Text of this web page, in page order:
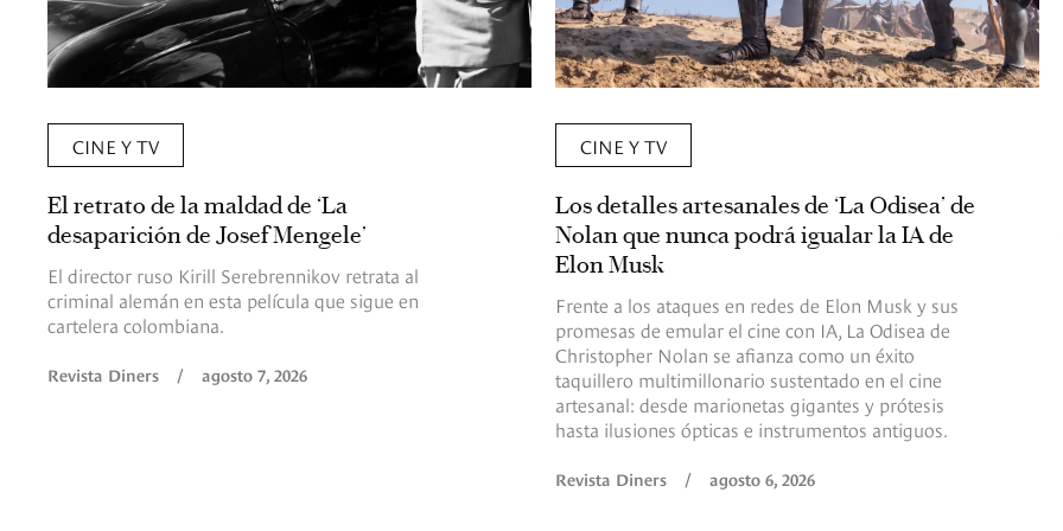
CINE Y TV
El retrato de la maldad de ‘La
desaparición de Josef Mengele’
El director ruso Kirill Serebrennikov retrata al
criminal alemán en esta película que sigue en
cartelera colombiana.
Revista Diners / agosto 7, 2026
CINE Y TV
Los detalles artesanales de ‘La Odisea’ de
Nolan que nunca podrá igualar la IA de
Elon Musk
Frente a los ataques en redes de Elon Musk y sus
promesas de emular el cine con IA, La Odisea de
Christopher Nolan se afianza como un éxito
taquillero multimillonario sustentado en el cine
artesanal: desde marionetas gigantes y prótesis
hasta ilusiones ópticas e instrumentos antiguos.
Revista Diners / agosto 6, 2026